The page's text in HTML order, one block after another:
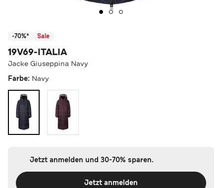
-70%* Sale
19V69-ITALIA
Jacke Giuseppina Navy
Farbe: Navy
Jetzt anmelden und 30-70% sparen.
Jetzt anmelden